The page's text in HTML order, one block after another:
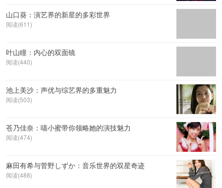
山口葵：演艺界的新星的多彩世界
阅读(611)
叶山瞳：内心的双面镜
阅读(440)
池上美沙：声优与综艺界的多重魅力
阅读(503)
苍乃佳奈：喵小蜜带你领略她的演技魅力
阅读(474)
麻田有希与菅野しずか：音乐世界的双星奇迹
阅读(488)